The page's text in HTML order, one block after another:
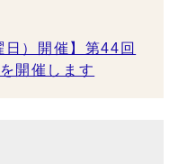
日）開催】第44回
開催します